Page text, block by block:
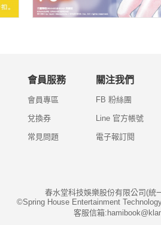
會員服務
會員專區
兌換券
常見問題
關注我們
FB 粉絲團
Line 官方帳號
電子報訂閱
春水堂科技娛樂股份有限公司(統
©Spring House Entertainment
客服信箱